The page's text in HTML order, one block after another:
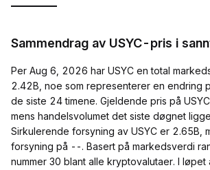
Sammendrag av USYC-pris i
Per Aug 6, 2026 har USYC en total
2.42B, noe som representerer en endring
de siste 24 timene. Gjeldende pris på
mens handelsvolumet det siste døgnet
Sirkulerende forsyning av USYC er 2.65B,
forsyning på --. Basert på markedsverdi
nummer 30 blant alle kryptovalutaer. I